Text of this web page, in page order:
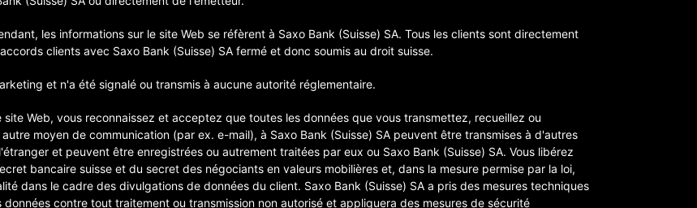
les informations sur le site Web se réfèrent à Saxo Bank (Suisse) SA. Tous les clients sont directement
clients avec Saxo Bank (Suisse) SA fermé et donc soumis au droit suisse.
et n'a été signalé ou transmis à aucune autorité réglementaire.
Web, vous reconnaissez et acceptez que toutes les données que vous transmettez, recueillez ou
moyen de communication (par ex. e-mail), à Saxo Bank (Suisse) SA peuvent être transmises à d'autres
et peuvent être enregistrées ou autrement traitées par eux ou Saxo Bank (Suisse) SA. Vous libérez
bancaire suisse et du secret des négociants en valeurs mobilières et, dans la mesure permise par la loi,
dans le cadre des divulgations de données du client. Saxo Bank (Suisse) SA a pris des mesures techniques
contre tout traitement ou transmission non autorisé et appliquera des mesures de sécurité